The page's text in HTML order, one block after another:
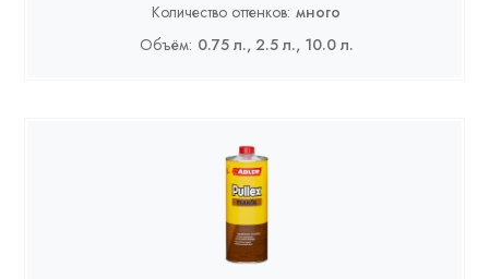
Количество оттенков: много
Объём: 0.75 л., 2.5 л., 10.0 л.